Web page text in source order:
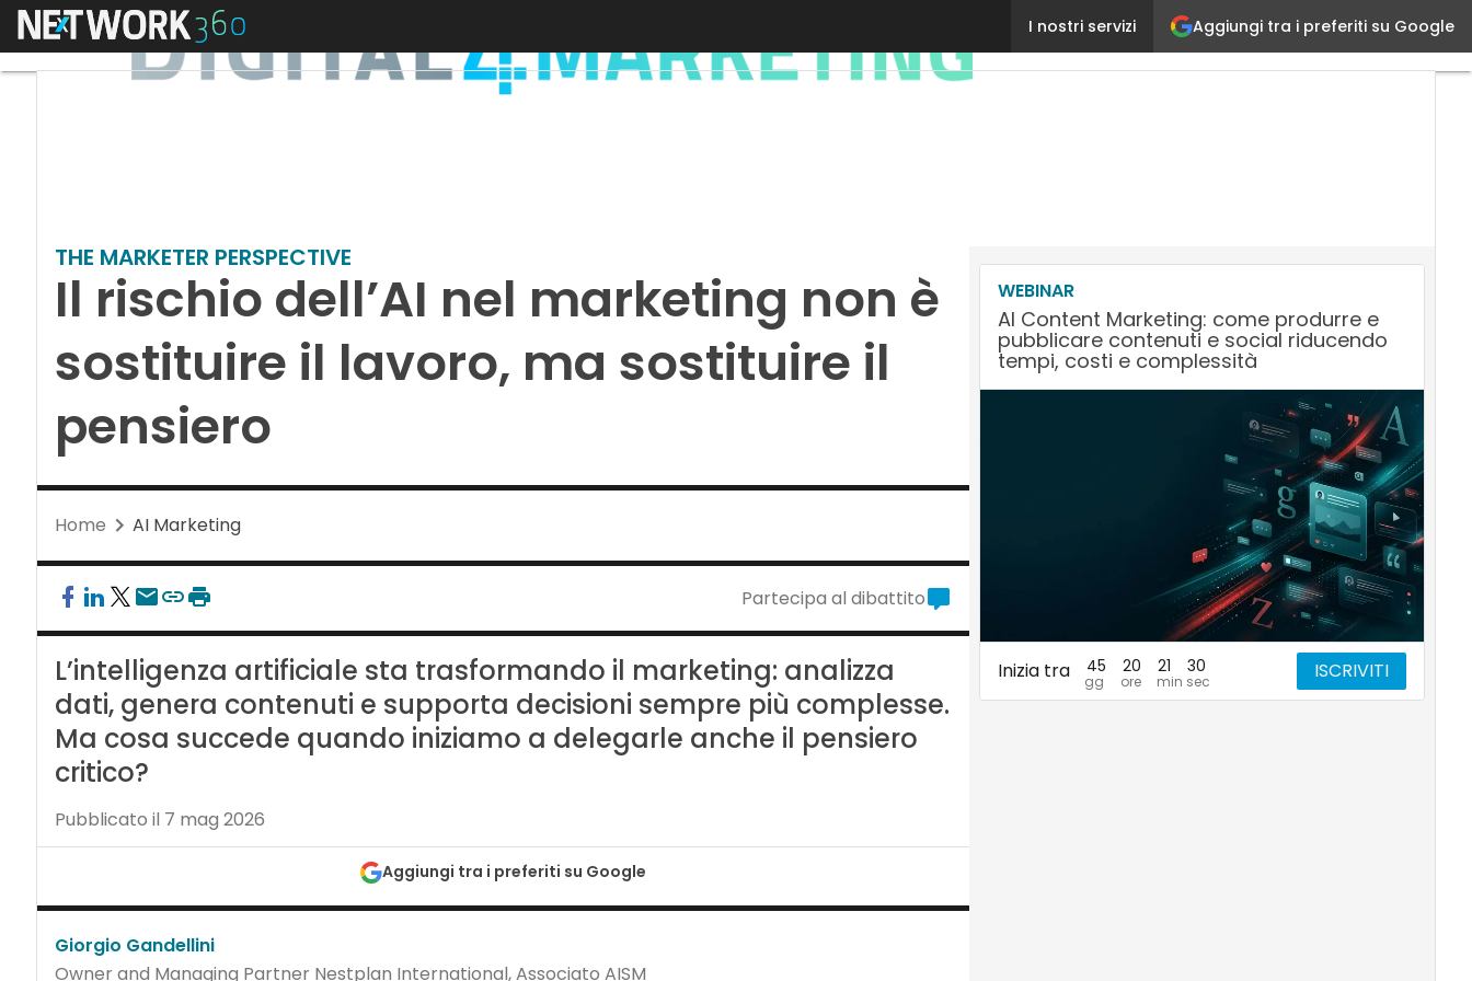
Aggiungi tra i preferiti su Google
I nostri servizi
Menu Il rischio dell’AI nel marketing non è sostituire il
THE MARKETER PERSPECTIVE
Il rischio dell’AI nel marketing non è
sostituire il lavoro, ma sostituire il
pensiero
Home AI Marketing
Partecipa al dibattito
L’intelligenza artificiale sta trasformando il marketing: analizza
dati, genera contenuti e supporta decisioni sempre più complesse.
Ma cosa succede quando iniziamo a delegarle anche il pensiero
critico?
Pubblicato il 7 mag 2026
Aggiungi tra i preferiti su Google
Giorgio Gandellini
Owner and Managing Partner Nestplan International, Associato AISM
WEBINAR
AI Content Marketing: come produrre e
pubblicare contenuti e social riducendo
tempi, costi e complessità
Inizia tra 45 20 21 29 ISCRIVITI